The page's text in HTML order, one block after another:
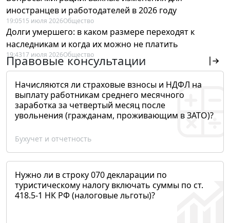
иностранцев и работодателей в 2026 году
19:0515 июля 2026Общество
Долги умершего: в каком размере переходят к
наследникам и когда их можно не платить
19:4317 июля 2026Общество
Правовые консультации
Начисляются ли страховые взносы и НДФЛ на
выплату работникам среднего месячного
заработка за четвертый месяц после
увольнения (гражданам, проживающим в ЗАТО)?
Бухучет и отчетность
Нужно ли в строку 070 декларации по
туристическому налогу включать суммы по ст.
418.5-1 НК РФ (налоговые льготы)?